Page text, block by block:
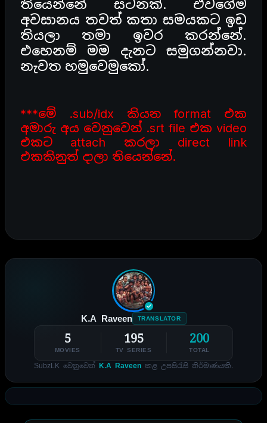
තියෙන්නේ සටනක්. ඒවගේම
අවසානය තවත් කතා සමයකට ඉඩ
තියලා තමා ඉවර කරන්නේ.
එහෙනම් මම දැනට සමුගන්නවා.
නැවත හමුවෙමුකෝ.
***මේ .sub/idx කියන format එක
අමාරු අය වෙනුවෙන් .srt file එක video
එකට attach කරලා direct link
එකකිනුත් දාලා තියෙන්නේ.
K.A Raveen TRANSLATOR
5
MOVIES
195
TV SERIES
200
TOTAL
SubzLK වෙනුවෙන් K.A Raveen කළ උපසිරැසි නිර්මාණයකි.